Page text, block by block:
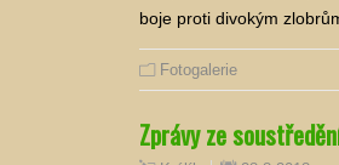
boje proti divokým
Fotogalerie
Zprávy ze